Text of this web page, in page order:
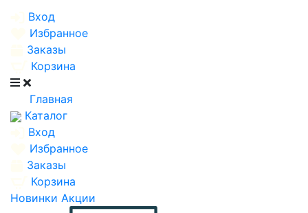
Вход
Избранное
Заказы
Корзина
Главная
Каталог
Вход
Избранное
Заказы
Корзина
Новинки Акции